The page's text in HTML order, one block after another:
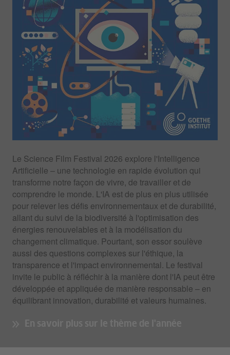
Le Science Film Festival 2026 explore l'Intelligence
Artificielle – une technologie en rapide évolution qui
transforme notre façon de vivre, de travailler et de
comprendre le monde. L'IA est de plus en plus utilisée
pour relever les défis environnementaux et de durabilité,
allant du suivi de la biodiversité à l'optimisation des
énergies renouvelables et à la modélisation du
changement climatique. Pourtant, son essor soulève
aussi des questions complexes sur l'éthique, la
transparence et l'impact environnemental. Le festival
invite le public à réfléchir à la manière dont l'IA peut être
développée et appliquée de manière responsable – en
équilibrant innovation, durabilité et valeurs humaines.